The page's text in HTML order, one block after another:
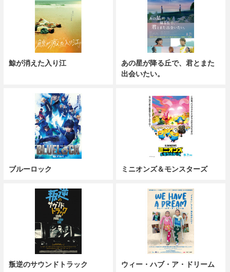
鯨が消えた入り江
あの星が降る丘で、君とまた
出会いたい。
ブルーロック ミニオンズ＆モンスターズ
叛逆のサウンドトラック ウィー・ハブ・ア・ドリーム